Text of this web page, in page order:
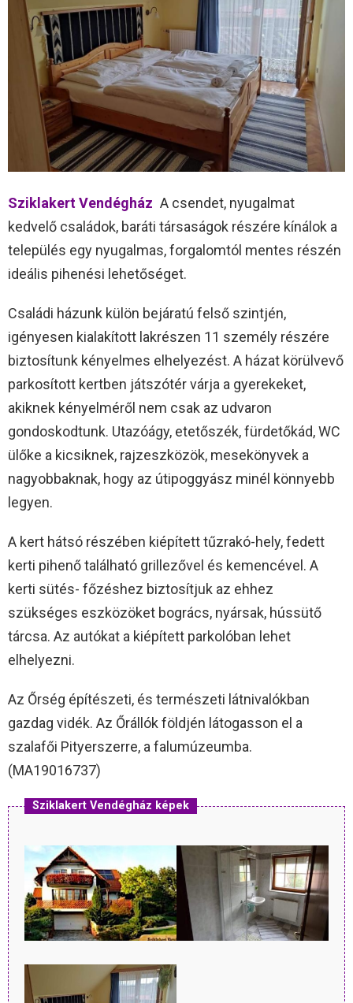
Sziklakert Vendégház A csendet, nyugalmat
kedvelő családok, baráti társaságok részére kínálok a
település egy nyugalmas, forgalomtól mentes részén
ideális pihenési lehetőséget.
Családi házunk külön bejáratú felső szintjén,
igényesen kialakított lakrészen 11 személy részére
biztosítunk kényelmes elhelyezést. A házat körülvevő
parkosított kertben játszótér várja a gyerekeket,
akiknek kényelméről nem csak az udvaron
gondoskodtunk. Utazóágy, etetőszék, fürdetőkád, WC
ülőke a kicsiknek, rajzeszközök, mesekönyvek a
nagyobbaknak, hogy az útipoggyász minél könnyebb
legyen.
A kert hátsó részében kiépített tűzrakó-hely, fedett
kerti pihenő található grillezővel és kemencével. A
kerti sütés- főzéshez biztosítjuk az ehhez
szükséges eszközöket bogrács, nyársak, hússütő
tárcsa. Az autókat a kiépített parkolóban lehet
elhelyezni.
Az Őrség építészeti, és természeti látnivalókban
gazdag vidék. Az Őrállók földjén látogasson el a
szalafői Pityerszerre, a falumúzeumba.
(MA19016737)
Sziklakert Vendégház képek